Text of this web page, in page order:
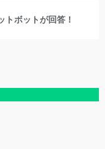
トボットが回答！